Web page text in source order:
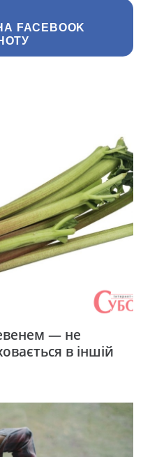
FACEBOOK
— не
в іншій